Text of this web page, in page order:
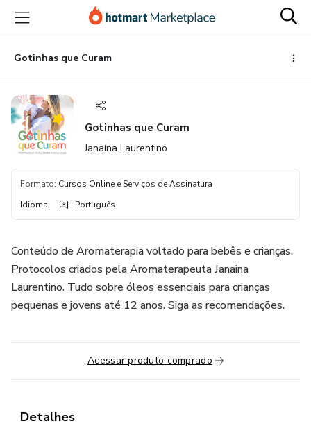
para
conteúdo
principal
para
pagamento
para
rodapéGotinhas que Curam
Gotinhas que Curam
Janaína Laurentino
Formato: Cursos Online e Serviços de Assinatura
Idioma: Português
Conteúdo de Aromaterapia voltado para bebês e crianças.
Protocolos criados pela Aromaterapeuta Janaina
Laurentino. Tudo sobre óleos essenciais para crianças
pequenas e jovens até 12 anos. Siga as recomendações.
Acessar produto comprado
Detalhes